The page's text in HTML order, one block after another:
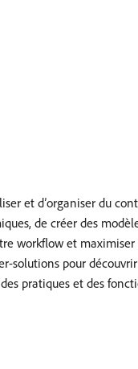
et d’organiser du
de créer des
workflow et
solutions pour
pratiques et des